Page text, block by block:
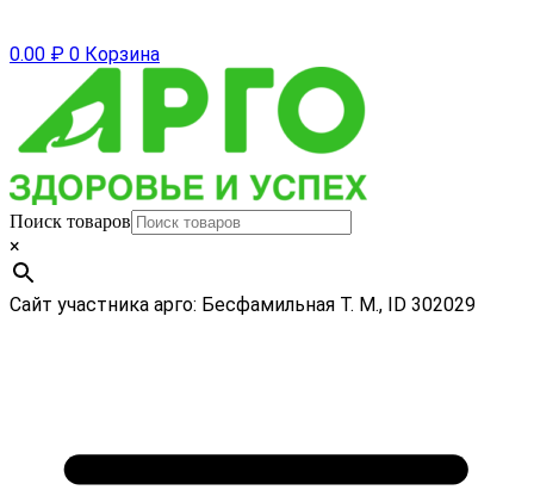
0.00 ₽ 0 Корзина
Поиск товаров
×
Сайт участника арго: Бесфамильная Т. М., ID 302029